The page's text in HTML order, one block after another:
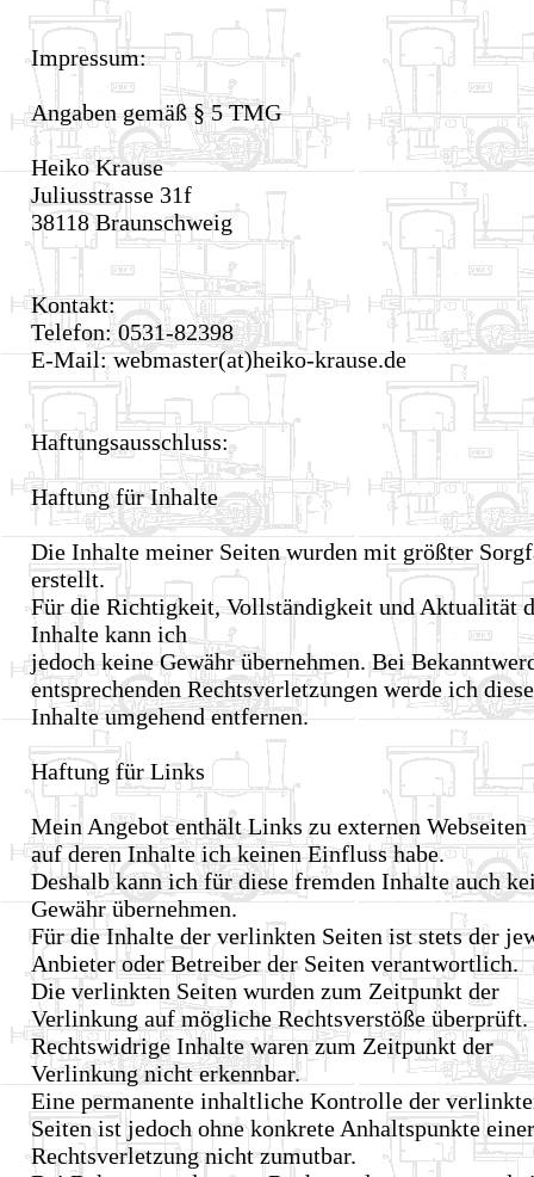
Impressum:
Angaben gemäß § 5 TMG
Heiko Krause
Juliusstrasse 31f
38118 Braunschweig
Kontakt:
Telefon: 0531-82398
E-Mail: webmaster(at)heiko-krause.de
Haftungsausschluss:
Haftung für Inhalte
Die Inhalte meiner Seiten wurden mit größter
erstellt.
Für die Richtigkeit, Vollständigkeit und Aktualität
Inhalte kann ich
jedoch keine Gewähr übernehmen. Bei
entsprechenden Rechtsverletzungen werde ich diese
Inhalte umgehend entfernen.
Haftung für Links
Mein Angebot enthält Links zu externen
auf deren Inhalte ich keinen Einfluss habe.
Deshalb kann ich für diese fremden Inhalte auch
Gewähr übernehmen.
Für die Inhalte der verlinkten Seiten ist stets der
Anbieter oder Betreiber der Seiten verantwortlich.
Die verlinkten Seiten wurden zum Zeitpunkt der
Verlinkung auf mögliche Rechtsverstöße überprüft.
Rechtswidrige Inhalte waren zum Zeitpunkt der
Verlinkung nicht erkennbar.
Eine permanente inhaltliche Kontrolle der
Seiten ist jedoch ohne konkrete Anhaltspunkte einer
Rechtsverletzung nicht zumutbar.